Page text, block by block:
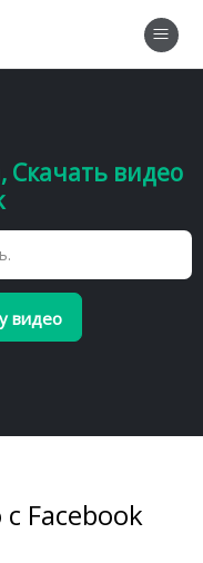
Скачать видео
видео
Facebook